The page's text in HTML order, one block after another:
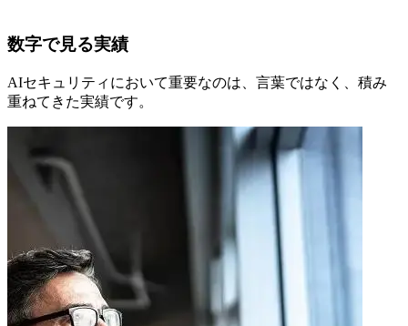
数字で見る実績
AIセキュリティにおいて重要なのは、言葉ではなく、積み
重ねてきた実績です。